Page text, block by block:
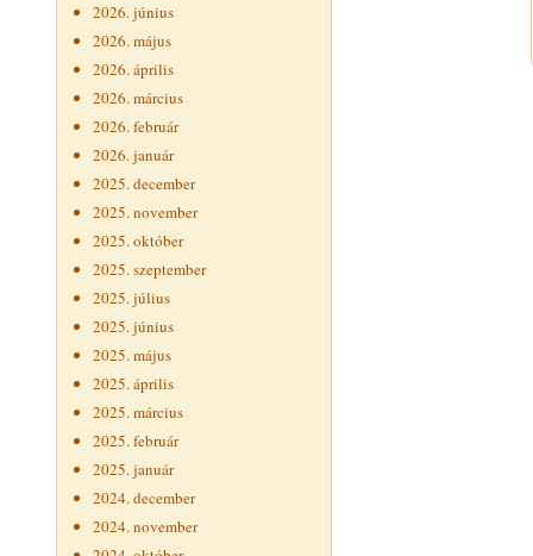
2026. június
2026. május
2026. április
2026. március
2026. február
2026. január
2025. december
2025. november
2025. október
2025. szeptember
2025. július
2025. június
2025. május
2025. április
2025. március
2025. február
2025. január
2024. december
2024. november